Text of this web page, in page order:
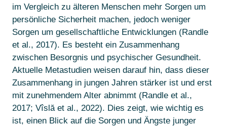
im Vergleich zu älteren Menschen mehr Sorgen um
persönliche Sicherheit machen, jedoch weniger
Sorgen um gesellschaftliche Entwicklungen (Randle
et al., 2017). Es besteht ein Zusammenhang
zwischen Besorgnis und psychischer Gesundheit.
Aktuelle Metastudien weisen darauf hin, dass dieser
Zusammenhang in jungen Jahren stärker ist und erst
mit zunehmendem Alter abnimmt (Randle et al.,
2017; Vîslă et al., 2022). Dies zeigt, wie wichtig es
ist, einen Blick auf die Sorgen und Ängste junger